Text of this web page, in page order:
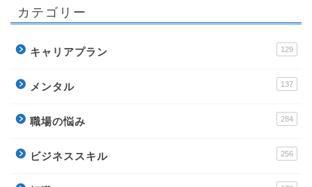
カテゴリー
キャリアプラン 129
メンタル 137
職場の悩み 284
ビジネススキル 256